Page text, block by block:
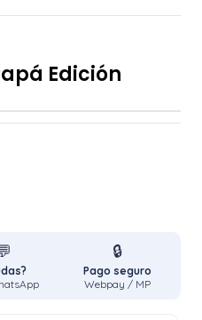
Edición
🔒
Pago seguro
Webpay / MP